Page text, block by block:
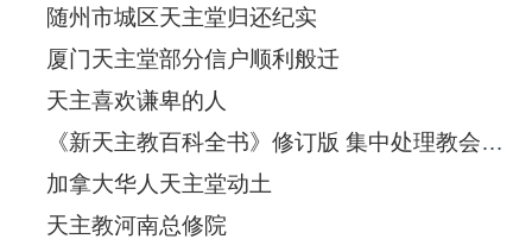
随州市城区天主堂归还纪实
厦门天主堂部分信户顺利般迁
天主喜欢谦卑的人
《新天主教百科全书》修订版 集中处理教会生活课题
加拿大华人天主堂动土
天主教河南总修院